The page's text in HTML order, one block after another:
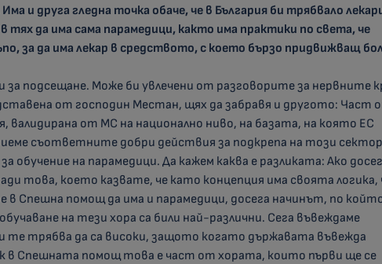
и друга гледна точка обаче, че в България би трябвало
тях да има сама парамедици, както има практики по света, че
за да има лекар в средството, с което бързо придвижващ
за подсещане. Може би увлечени от разговорите за нервните
от господин Местан, щях да забравя и другото: Част
валидирана от МС на национално ниво, на базата, на която ЕС
съответните добри действия за подкрепа на този сектор
обучение на парамедици. Да кажем каква е разликата: Ако
това, което казвате, че като концепция има своята логика,
в Спешна помощ да има и парамедици, досега начинът, по
на тези хора са били най-различни. Сега въвеждаме
те трябва да са високи, защото когато държавата въвежда
в Спешната помощ това е част от хората, които първи ще се